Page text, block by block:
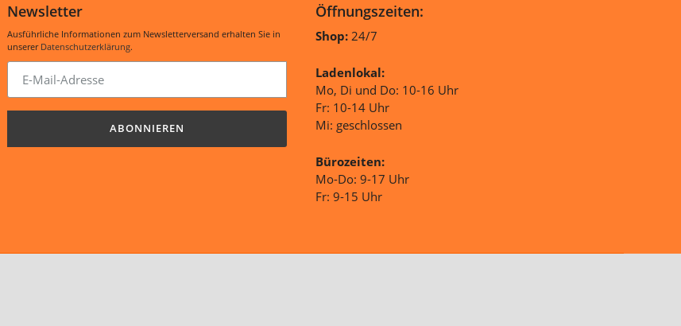
Newsletter
Ausführliche Informationen zum Newsletterversand erhalten Sie in
unserer Datenschutzerklärung.
ABONNIEREN
Öffnungszeiten:
Shop: 24/7
Ladenlokal:
Mo, Di und Do: 10-16 Uhr
Fr: 10-14 Uhr
Mi: geschlossen
Bürozeiten:
Mo-Do: 9-17 Uhr
Fr: 9-15 Uhr